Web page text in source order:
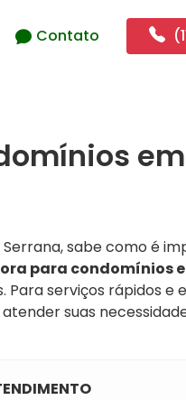
Contato
sabe como é
para condomínios
Para serviços rápidos e
suas